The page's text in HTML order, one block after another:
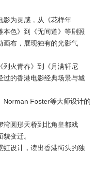
影为灵感，从《花样年
本色》到《无间道》等剧照
画布，展现独有的光影气
列火青春》到《月满轩尼
过的香港电影经典场景与城
Norman Foster等大师设计的
湾圆形天桥到北角皇都戏
变迁。
虹设计，读出香港街头的独